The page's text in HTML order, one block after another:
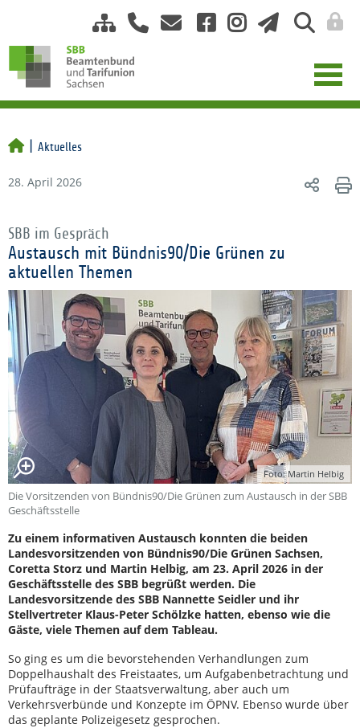
Aktuelles
28. April 2026
SBB im Gespräch
Austausch mit Bündnis90/Die Grünen zu
aktuellen Themen
Foto: Martin Helbig
Die Vorsitzenden von Bündnis90/Die Grünen zum Austausch in der SBB
Geschäftsstelle
Zu einem informativen Austausch konnten die beiden
Landesvorsitzenden von Bündnis90/Die Grünen Sachsen,
Coretta Storz und Martin Helbig, am 23. April 2026 in der
Geschäftsstelle des SBB begrüßt werden. Die
Landesvorsitzende des SBB Nannette Seidler und ihr
Stellvertreter Klaus-Peter Schölzke hatten, ebenso wie die
Gäste, viele Themen auf dem Tableau.
So ging es um die bevorstehenden Verhandlungen zum
Doppelhaushalt des Freistaates, um Aufgabenbetrachtung und
Prüfaufträge in der Staatsverwaltung, aber auch um
Verkehrsverbünde und Konzepte im ÖPNV. Ebenso wurde über
das geplante Polizeigesetz gesprochen.